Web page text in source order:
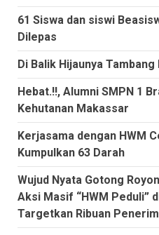
61 Siswa dan siswi
Dilepas
Di Balik Hijaunya Tambang
Hebat.!!, Alumni SMPN 1
Kehutanan Makassar
Kerjasama dengan HWM
Kumpulkan 63 Darah
Wujud Nyata Gotong
Aksi Masif “HWM Peduli”
Targetkan Ribuan